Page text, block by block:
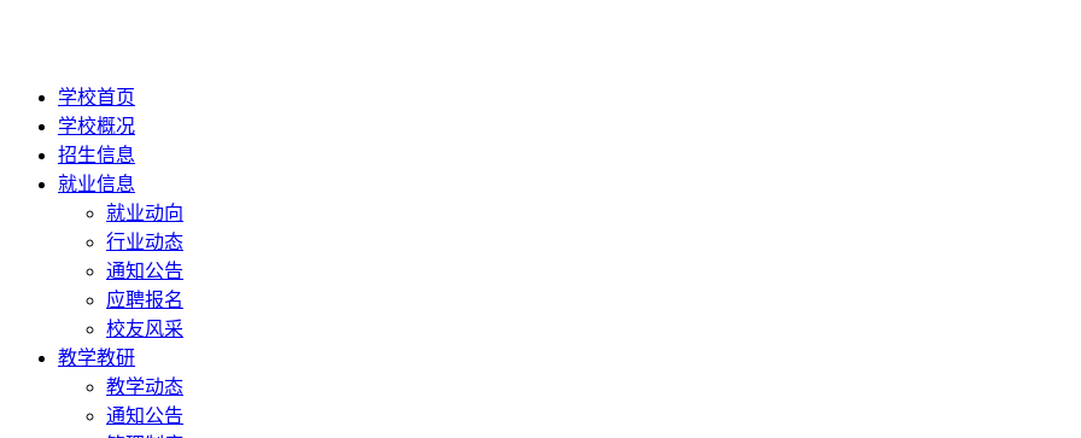
学校首页
学校概况
招生信息
就业信息
就业动向
行业动态
通知公告
应聘报名
校友风采
教学教研
教学动态
通知公告